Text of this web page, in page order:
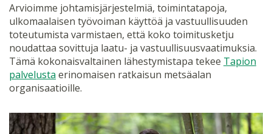
Arvioimme johtamisjärjestelmiä, toimintatapoja,
ulkomaalaisen työvoiman käyttöä ja vastuullisuuden
toteutumista varmistaen, että koko toimitusketju
noudattaa sovittuja laatu- ja vastuullisuusvaatimuksia.
Tämä kokonaisvaltainen lähestymistapa tekee Tapion
palvelusta erinomaisen ratkaisun metsäalan
organisaatioille.